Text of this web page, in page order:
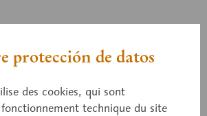
veredeltes
"Major"
protección de datos
des cookies, qui sont
fonctionnement technique du site